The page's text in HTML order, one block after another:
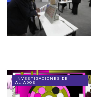
INVESTIGACIONES DE
ALIADOS